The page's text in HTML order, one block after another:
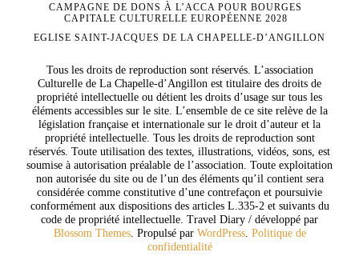
Tous les droits de reproduction sont réservés. L’association
Culturelle de La Chapelle-d’Angillon est titulaire des droits de
propriété intellectuelle ou détient les droits d’usage sur tous les
éléments accessibles sur le site. L’ensemble de ce site relève de la
législation française et internationale sur le droit d’auteur et la
propriété intellectuelle. Tous les droits de reproduction sont
réservés. Toute utilisation des textes, illustrations, vidéos, sons, est
soumise à autorisation préalable de l’association. Toute exploitation
non autorisée du site ou de l’un des éléments qu’il contient sera
considérée comme constitutive d’une contrefaçon et poursuivie
conformément aux dispositions des articles L.335-2 et suivants du
code de propriété intellectuelle. Travel Diary / développé par
Blossom Themes. Propulsé par WordPress. Politique de
confidentialité
CAMPAGNE DE DONS À L’ACCA POUR BOURGES
CAPITALE CULTURELLE EUROPÉENNE 2028
EGLISE SAINT-JACQUES DE LA CHAPELLE-D’ANGILLON